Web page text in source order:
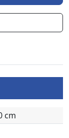
cm